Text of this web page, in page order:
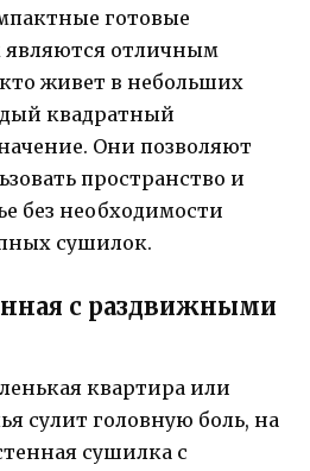
готовые
отличным
живет в небольших
квадратный
Они позволяют
пространство и
без необходимости
сушилок.
с раздвижными
квартира или
сулит головную боль, на
сушилка с